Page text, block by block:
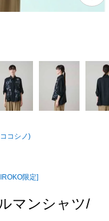
コシノ)
限定]
マンシャツ/